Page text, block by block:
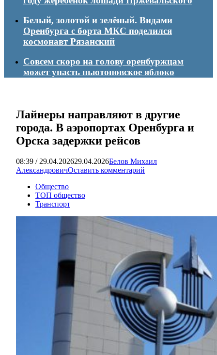
Белый, золотой и зелёный. Видами
Оренбурга с борта МКС поделился
космонавт Рязанский
Совсем скоро на голову оренбуржцам
может упасть ньютоновское яблоко
Лайнеры направляют в другие
города. В аэропортах Оренбурга и
Орска задержки рейсов
08:39 / 29.04.202629.04.2026Белов Михаил
АлександровичОставить комментарий
Общество
ТОП общество
Транспорт